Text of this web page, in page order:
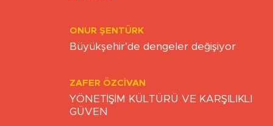
ONUR ŞENTÜRK
Büyükşehir’de dengeler değişiyor
ZAFER ÖZCIVAN
YÖNETİŞİM KÜLTÜRÜ VE KARŞILIKLI
GÜVEN